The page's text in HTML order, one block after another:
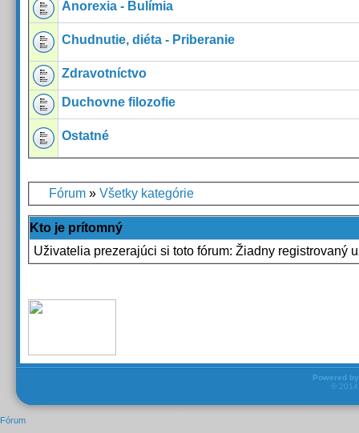
Anorexia - Bulímia
Chudnutie, diéta - Priberanie
Zdravotníctvo
Duchovne filozofie
Ostatné
Fórum » Všetky kategórie
Kto je prítomný
Uživatelia prezerajúci si toto fórum: Žiadny registrovaný
Powered by
©
Fórum